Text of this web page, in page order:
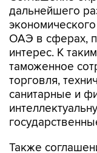
дальнейшего
ОАЭ в сферах,
интерес. К
таможенное
торговля,
санитарные и
Также